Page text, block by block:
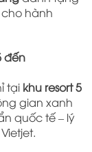
cho hành
đến
tại khu resort 5
gian xanh
quốc tế – lý